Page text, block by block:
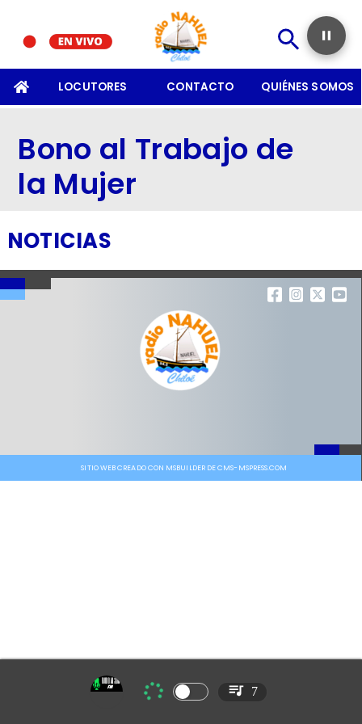
LOCUTORES CONTACTO QUIÉNES SOMOS
Bono al Trabajo de
la Mujer
NOTICIAS
SITIO WEB CREADO CON MSBUILDER DE CMS-MSPRESS.COM
7